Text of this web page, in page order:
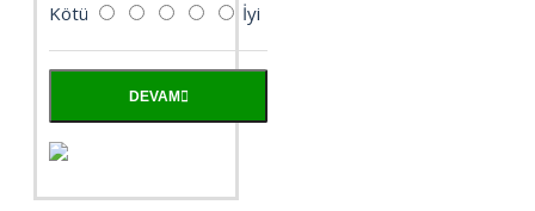
Kötü İyi
DEVAM